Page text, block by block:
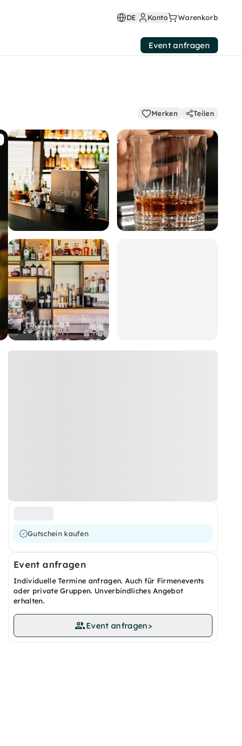
DE Konto Warenkorb
Event anfragen
Merken Teilen
Gutschein kaufen
Event anfragen
Individuelle Termine anfragen. Auch für Firmenevents
oder private Gruppen. Unverbindliches Angebot
erhalten.
Event anfragen>